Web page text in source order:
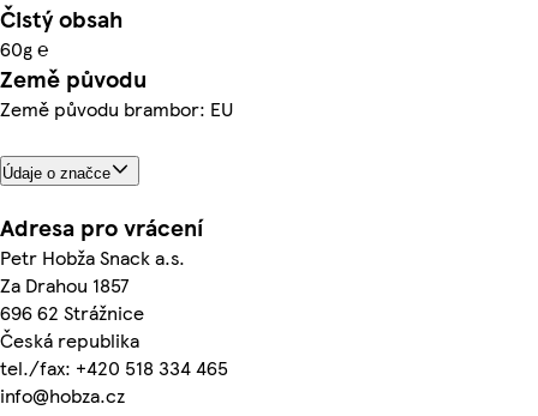
Čistý obsah
60g ℮
Země původu
Země původu brambor: EU
Údaje o značce
Adresa pro vrácení
Petr Hobža Snack a.s.
Za Drahou 1857
696 62 Strážnice
Česká republika
tel./fax: +420 518 334 465
info@hobza.cz